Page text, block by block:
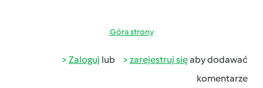
Góra strony
Zaloguj lub zarejestruj sięaby dodawać
komentarze